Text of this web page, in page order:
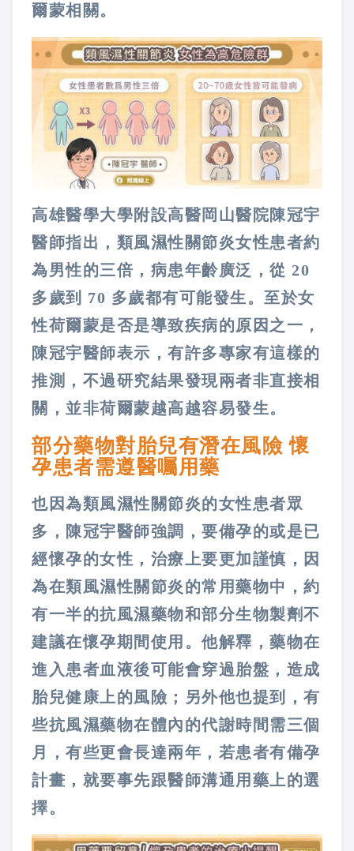
爾蒙相關。
高雄醫學大學附設高醫岡山醫院陳冠宇
醫師指出，類風濕性關節炎女性患者約
為男性的三倍，病患年齡廣泛，從 20
多歲到 70 多歲都有可能發生。至於女
性荷爾蒙是否是導致疾病的原因之一，
陳冠宇醫師表示，有許多專家有這樣的
推測，不過研究結果發現兩者非直接相
關，並非荷爾蒙越高越容易發生。
部分藥物對胎兒有潛在風險 懷
孕患者需遵醫囑用藥
也因為類風濕性關節炎的女性患者眾
多，陳冠宇醫師強調，要備孕的或是已
經懷孕的女性，治療上要更加謹慎，因
為在類風濕性關節炎的常用藥物中，約
有一半的抗風濕藥物和部分生物製劑不
建議在懷孕期間使用。他解釋，藥物在
進入患者血液後可能會穿過胎盤，造成
胎兒健康上的風險；另外他也提到，有
些抗風濕藥物在體內的代謝時間需三個
月，有些更會長達兩年，若患者有備孕
計畫，就要事先跟醫師溝通用藥上的選
擇。